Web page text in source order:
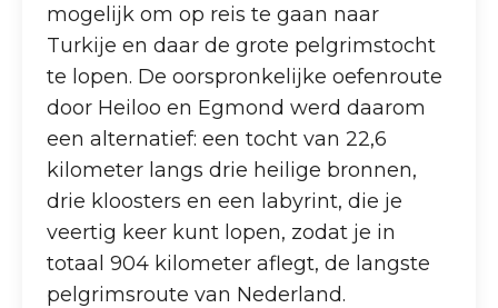
mogelijk om op reis te gaan naar
Turkije en daar de grote pelgrimstocht
te lopen. De oorspronkelijke oefenroute
door Heiloo en Egmond werd daarom
een alternatief: een tocht van 22,6
kilometer langs drie heilige bronnen,
drie kloosters en een labyrint, die je
veertig keer kunt lopen, zodat je in
totaal 904 kilometer aflegt, de langste
pelgrimsroute van Nederland.